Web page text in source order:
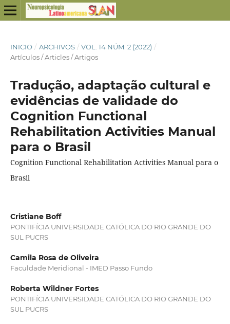
INICIO / ARCHIVOS / VOL. 14 NÚM. 2 (2022) /
Artículos / Articles / Artigos
Tradução, adaptação cultural e
evidências de validade do
Cognition Functional
Rehabilitation Activities Manual
para o Brasil
Cognition Functional Rehabilitation Activities Manual para o
Brasil
Cristiane Boff
PONTIFÍCIA UNIVERSIDADE CATÓLICA DO RIO GRANDE DO
SUL PUCRS
Camila Rosa de Oliveira
Faculdade Meridional - IMED Passo Fundo
Roberta Wildner Fortes
PONTIFÍCIA UNIVERSIDADE CATÓLICA DO RIO GRANDE DO
SUL PUCRS